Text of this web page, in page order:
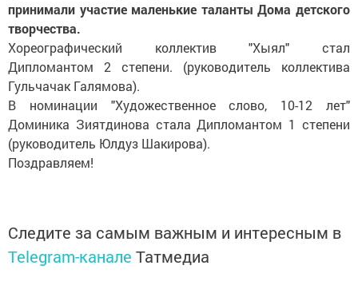
принимали участие маленькие таланты Дома детского
творчества.
Хореографический коллектив "Хыял" стал
Дипломантом 2 степени. (руководитель коллектива
Гульчачак Галямова).
В номинации "Художественное слово, 10-12 лет"
Доминика Зиятдинова стала Дипломантом 1 степени
(руководитель Юлдуз Шакирова).
Поздравляем!
Следите за самым важным и интересным в
Telegram-канале Татмедиа